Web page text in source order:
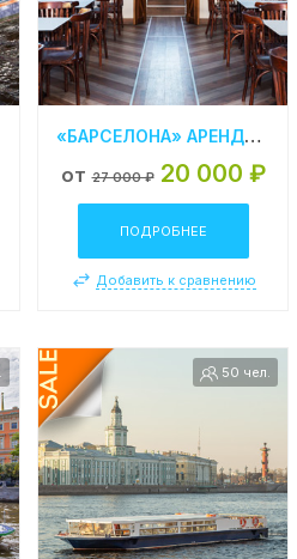
«БАРСЕЛОНА» АРЕНДА ТЕПЛОХОДА В СПБ
от 27 000 ₽ 20 000 ₽
ПОДРОБНЕЕ
Добавить к сравнению
50 чел.